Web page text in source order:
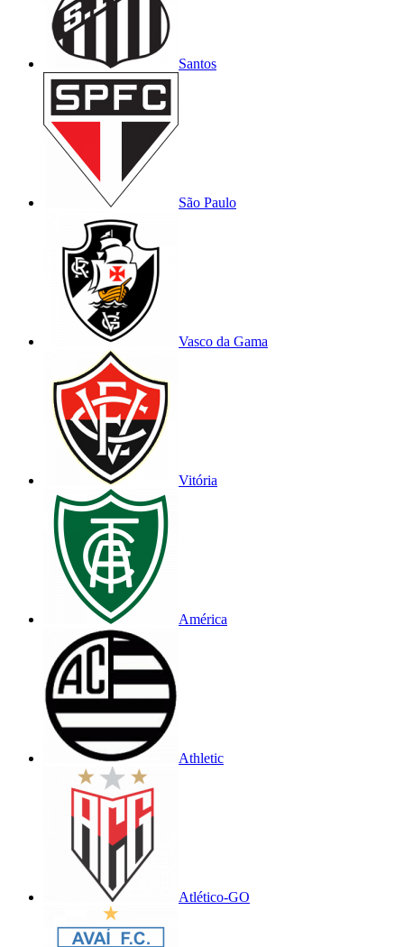
Santos
São Paulo
Vasco da Gama
Vitória
América
Athletic
Atlético-GO